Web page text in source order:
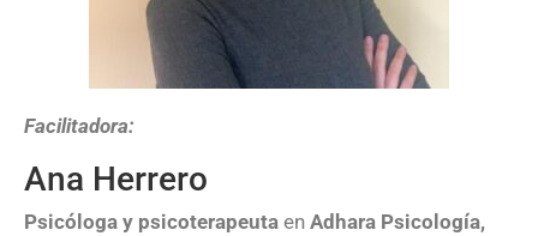
Facilitadora:
Ana Herrero
Psicóloga y psicoterapeuta en Adhara Psicología,